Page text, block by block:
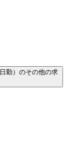
勤）のその他の求